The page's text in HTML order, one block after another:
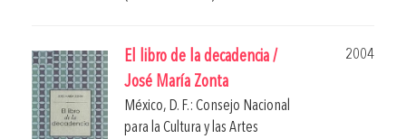
El libro de la decadencia /
José María Zonta
2004
México, D. F.: Consejo Nacional
para la Cultura y las Artes